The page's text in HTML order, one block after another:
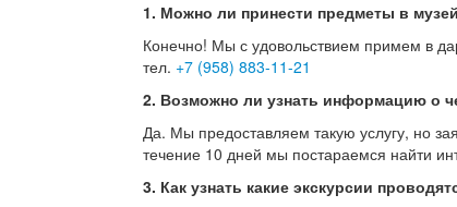
1. Можно ли принести предметы в
Конечно! Мы с удовольствием примем в
тел. +7 (958) 883-11-21
2. Возможно ли узнать информацию о
Да. Мы предоставляем такую услугу, но
течение 10 дней мы постараемся найти
3. Как узнать какие экскурсии